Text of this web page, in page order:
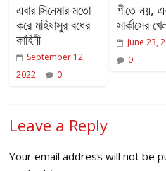
এবার সিনেমার মতো
করে মহিষাসুর বধের
কাহিনী
September 12,
2022
0
শীতে নয়,
সার্কাসের
June 23,
0
Leave a Reply
Your email address will not be